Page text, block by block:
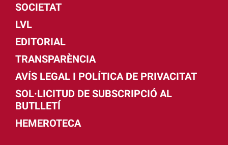
SOCIETAT
LVL
EDITORIAL
TRANSPARÈNCIA
AVÍS LEGAL I POLÍTICA DE PRIVACITAT
SOL·LICITUD DE SUBSCRIPCIÓ AL
BUTLLETÍ
HEMEROTECA